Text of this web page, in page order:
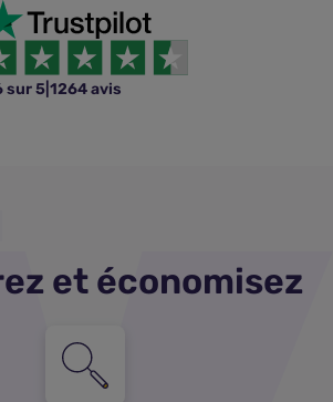
sur 5 1264 avis
et économisez